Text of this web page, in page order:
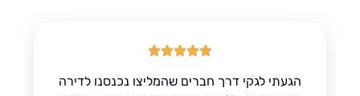
הגעתי לגקי דרך חברים שהמליצו נכנסנו לדירה